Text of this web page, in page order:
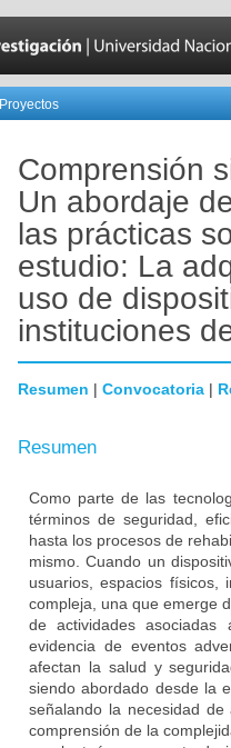
Proyectos
Comprensión
Un abordaje
las prácticas
estudio: La
uso de
instituciones
Resumen | Convocatoria |
Resumen
Como parte de las
términos de seguridad,
hasta los procesos de
mismo. Cuando un
usuarios, espacios físicos,
compleja, una que emerge
de actividades asociadas
evidencia de eventos
afectan la salud y
siendo abordado desde la
señalando la necesidad
comprensión de la